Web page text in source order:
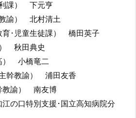
課） 下元亨
諭） 北村清土
･児童生徒課） 橋田英子
秋田典史
） 小橋竜二
幹教諭） 浦田友香
教諭） 南友博
の口特別支援･国立高知病院分